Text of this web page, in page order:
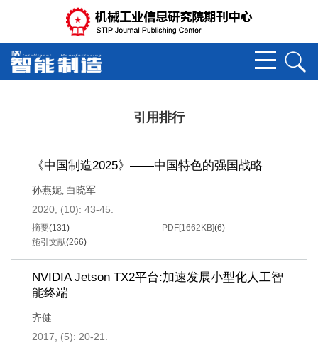
引用排行
《中国制造2025》——中国特色的强国战略
孙燕妮, 白晓军
2020, (10): 43-45.
摘要(131) PDF[1662KB](6)
施引文献(266)
NVIDIA Jetson TX2平台:加速发展小型化人工智
能终端
齐健
2017, (5): 20-21.